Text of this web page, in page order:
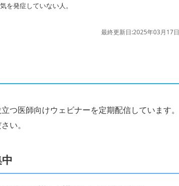
を発症していない人。
最終更新日:2025年03月17日
つ医師向けウェビナーを定期配信しています。
い。